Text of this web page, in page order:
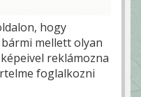
hogy
mellett olyan
reklámozna
foglalkozni